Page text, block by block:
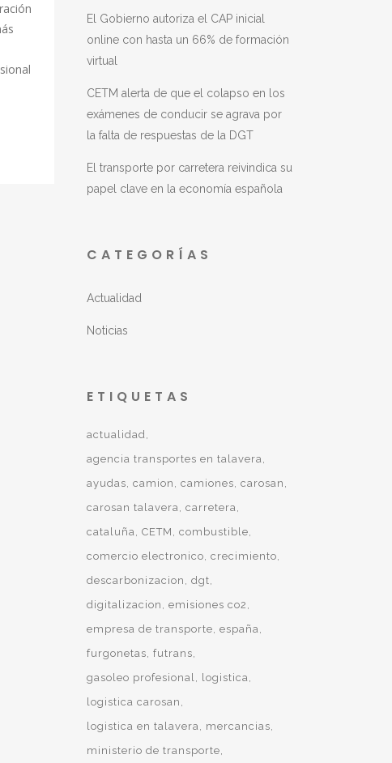
El Gobierno autoriza el CAP inicial
online con hasta un 66% de formación
virtual
CETM alerta de que el colapso en los
exámenes de conducir se agrava por
la falta de respuestas de la DGT
El transporte por carretera reivindica su
papel clave en la economía española
CATEGORÍAS
Actualidad
Noticias
ETIQUETAS
actualidad
agencia transportes en talavera
ayudas camion camiones carosan
carosan talavera carretera
cataluña CETM
combustible
comercio electronico crecimiento
descarbonizacion
dgt
digitalizacion
emisiones co2
empresa de transporte españa
furgonetas futrans
gasoleo profesional
logistica
logistica carosan
logistica en talavera
mercancias
ministerio de transporte